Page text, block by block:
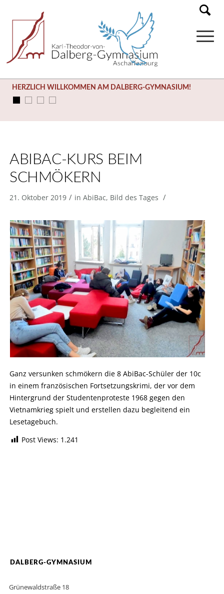
HERZLICH WILLKOMMEN AM DALBERG-GYMNASIUM!
ABIBAC-KURS BEIM
SCHMÖKERN
21. Oktober 2019 / in AbiBac, Bild des Tages /
Ganz versunken schmökern die 8 AbiBac-Schüler der 10c
in einem französischen Fortsetzungskrimi, der vor dem
Hintergrund der Studentenproteste 1968 gegen den
Vietnamkrieg spielt und erstellen dazu begleitend ein
Lesetagebuch.
Post Views: 1.241
DALBERG-GYMNASIUM
Grünewaldstraße 18